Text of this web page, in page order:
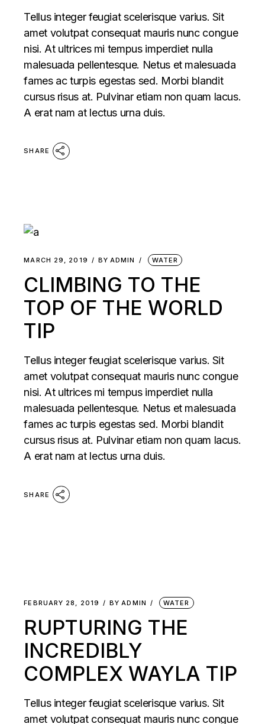
Tellus integer feugiat scelerisque varius. Sit
amet volutpat consequat mauris nunc congue
nisi. At ultrices mi tempus imperdiet nulla
malesuada pellentesque. Netus et malesuada
fames ac turpis egestas sed. Morbi blandit
cursus risus at. Pulvinar etiam non quam lacus.
A erat nam at lectus urna duis.
SHARE
MARCH 29, 2019 BY ADMIN WATER
CLIMBING TO THE
TOP OF THE WORLD
TIP
Tellus integer feugiat scelerisque varius. Sit
amet volutpat consequat mauris nunc congue
nisi. At ultrices mi tempus imperdiet nulla
malesuada pellentesque. Netus et malesuada
fames ac turpis egestas sed. Morbi blandit
cursus risus at. Pulvinar etiam non quam lacus.
A erat nam at lectus urna duis.
SHARE
FEBRUARY 28, 2019 BY ADMIN WATER
RUPTURING THE
INCREDIBLY
COMPLEX WAYLA TIP
Tellus integer feugiat scelerisque varius. Sit
amet volutpat consequat mauris nunc congue